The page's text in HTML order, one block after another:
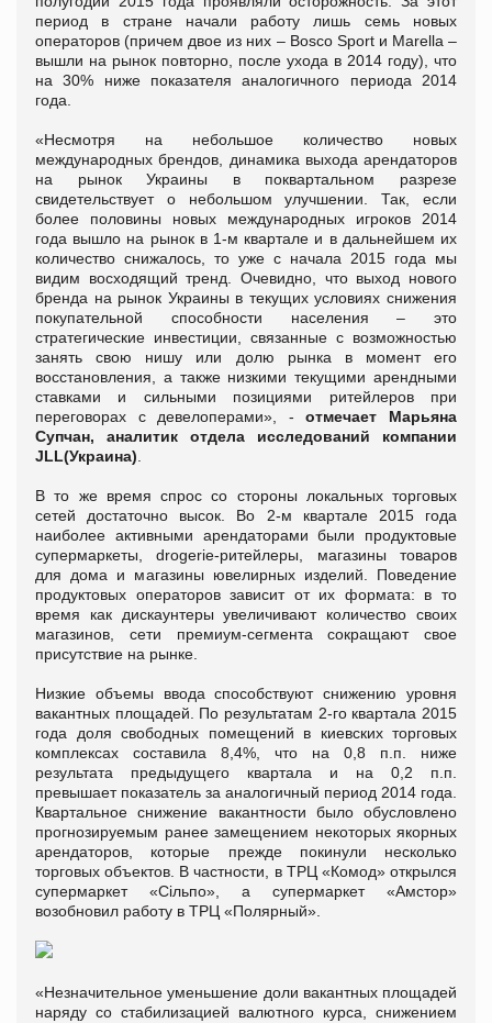
период в стране начали работу лишь семь новых
операторов (причем двое из них – Bosco Sport и Marella –
вышли на рынок повторно, после ухода в 2014 году), что
на 30% ниже показателя аналогичного периода 2014
года.
«Несмотря на небольшое количество новых
международных брендов, динамика выхода арендаторов
на рынок Украины в поквартальном разрезе
свидетельствует о небольшом улучшении. Так, если
более половины новых международных игроков 2014
года вышло на рынок в 1-м квартале и в дальнейшем их
количество снижалось, то уже с начала 2015 года мы
видим восходящий тренд. Очевидно, что выход нового
бренда на рынок Украины в текущих условиях снижения
покупательной способности населения – это
стратегические инвестиции, связанные с возможностью
занять свою нишу или долю рынка в момент его
восстановления, а также низкими текущими арендными
ставками и сильными позициями ритейлеров при
переговорах с девелоперами», -отмечает
Марьяна
Супчан, аналитик отдела исследований компании
JLL(Украина)
В то же время спрос со стороны локальных торговых
сетей достаточно высок. Во 2-м квартале 2015 года
наиболее активными арендаторами были продуктовые
супермаркеты, drogerie-ритейлеры, магазины товаров
для дома и магазины ювелирных изделий. Поведение
продуктовых операторов зависит от их формата: в то
время как дискаунтеры увеличивают количество своих
магазинов, сети премиум-сегмента сокращают свое
присутствие на рынке.
Низкие объемы ввода способствуют снижению уровня
вакантных площадей. По результатам 2-го квартала 2015
года доля свободных помещений в киевских торговых
комплексах составила 8,4%, что на 0,8 п.п. ниже
результата предыдущего квартала и на 0,2 п.п.
превышает показатель за аналогичный период 2014 года.
Квартальное снижение вакантности было обусловлено
прогнозируемым ранее замещением некоторых якорных
арендаторов, которые прежде покинули несколько
торговых объектов. В частности, в ТРЦ «Комод» открылся
супермаркет «Сiльпо», а супермаркет «Амстор»
возобновил работу в ТРЦ «Полярный».
«Незначительное уменьшение доли вакантных площадей
наряду со стабилизацией валютного курса, снижением